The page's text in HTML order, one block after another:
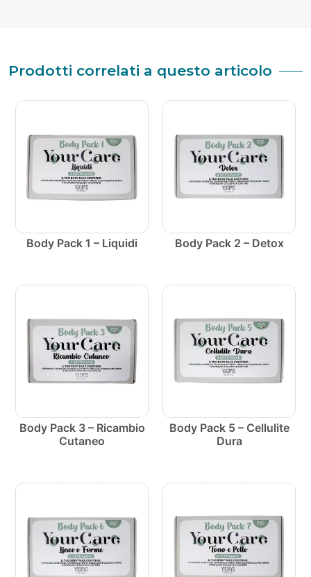
Prodotti correlati a questo articolo
Body Pack 1 – Liquidi Body Pack 2 – Detox
Body Pack 3 – Ricambio
Cutaneo
Body Pack 5 – Cellulite
Dura